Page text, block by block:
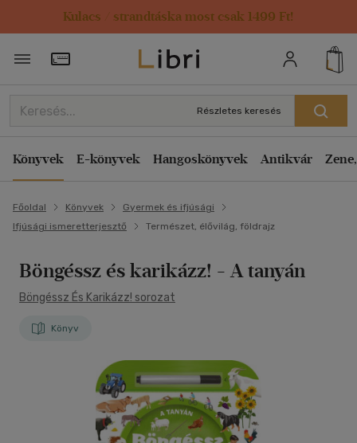
Kulacs / strandtáska most csak 1499 Ft!
Törzsvásárlói Kártya adatai
Részletes keresés
Könyvek E-könyvek Hangoskönyvek Antikvár
Főoldal Könyvek
Gyermek és ifjúsági
Ifjúsági ismeretterjesztő
Természet, élővilág, földrajz
Böngéssz és karikázz! - A tanyán
Böngéssz És Karikázz! sorozat
Könyv